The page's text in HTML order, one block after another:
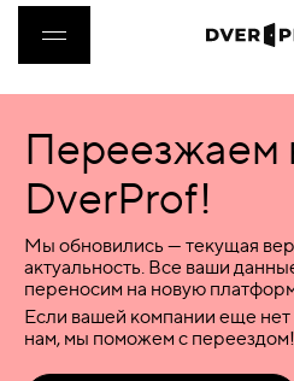
ДВЕРИ
ФУРНИТУРА
ВОРОТА
ПЕРЕГОРОДКИ
Переезжаем
DverProf!
Мы обновились — текущая
актуальность. Все ваши
переносим на новую
Если вашей компании еще нет
нам, мы поможем с переездом!